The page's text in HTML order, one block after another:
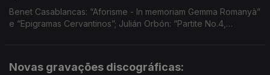
Benet Casablancas: “Aforisme - In memoriam Gemma Romanyà”
e “Epigramas Cervantinos”; Julián Orbón: “Partite No.4,
Novas gravações discográficas: